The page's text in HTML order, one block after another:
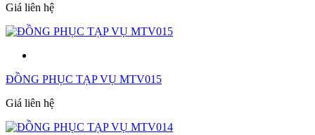
Giá liên hệ
ĐỒNG PHỤC TẠP VỤ MTV015
Giá liên hệ